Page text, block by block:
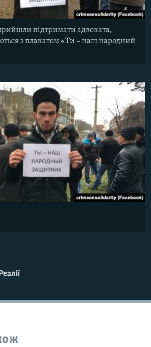
підтримати адвоката,
з плакатом «Ти – наш народний